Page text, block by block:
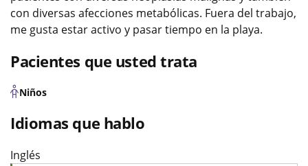
con diversas afecciones metabólicas. Fuera del trabajo,
me gusta estar activo y pasar tiempo en la playa.
Pacientes que usted trata
Niños
Idiomas que hablo
Inglés